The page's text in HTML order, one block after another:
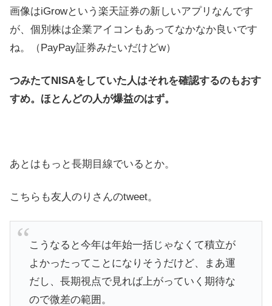
画像はiGrowという楽天証券の新しいアプリなんです
が、個別株は企業アイコンもあってなかなか良いです
ね。（PayPay証券みたいだけどw）
つみたてNISAをしていた人はそれを確認するのもおす
すめ。ほとんどの人が爆益のはず。
あとはもっと長期目線でいるとか。
こちらも友人のりさんのtweet。
こうなると今年は年始一括じゃなくて積立が
よかったってことになりそうだけど、まあ運
だし、長期視点で見れば上がっていく期待な
ので微差の範囲。